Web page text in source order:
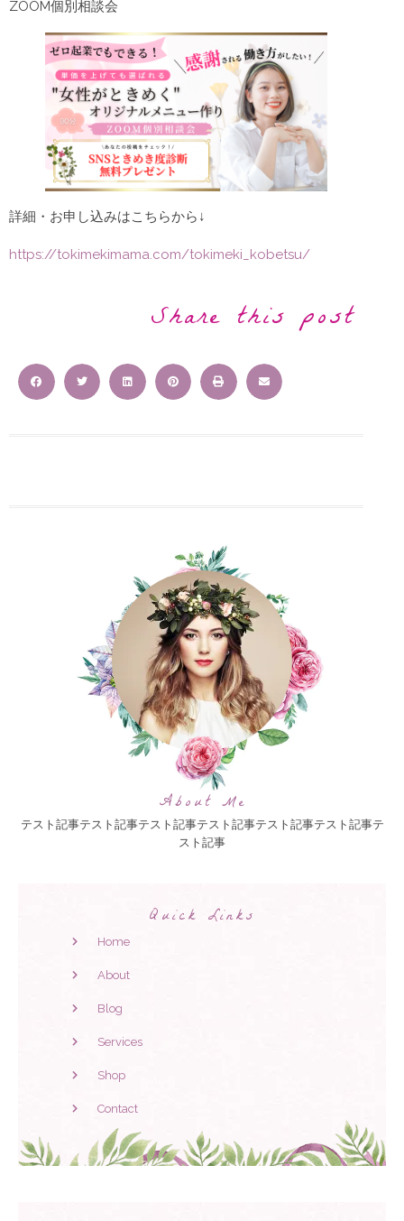
ZOOM個別相談会
詳細・お申し込みはこちらから↓
https://tokimekimama.com/tokimeki_kobetsu/
Share this post
About Me
テスト記事テスト記事テスト記事テスト記事テスト記事テスト記事テ
スト記事
Quick Links
Home
About
Blog
Services
Shop
Contact